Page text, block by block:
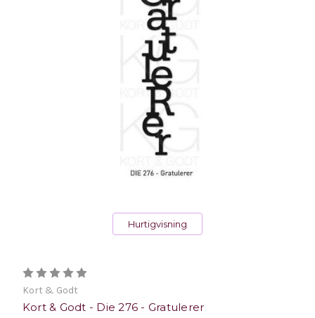
Hurtigvisning
Kort & Godt
Kort & Godt - Die 276 - Gratulerer